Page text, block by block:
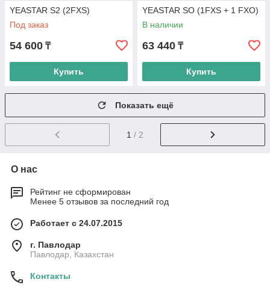
YEASTAR S2 (2FXS)
Под заказ
54 600 ₸
Купить
YEASTAR SO (1FXS + 1 FXO)
В наличии
63 440 ₸
Купить
Показать ещё
1 / 2
О нас
Рейтинг не сформирован
Менее 5 отзывов за последний год
Работает с 24.07.2015
г. Павлодар
Павлодар, Казахстан
Контакты